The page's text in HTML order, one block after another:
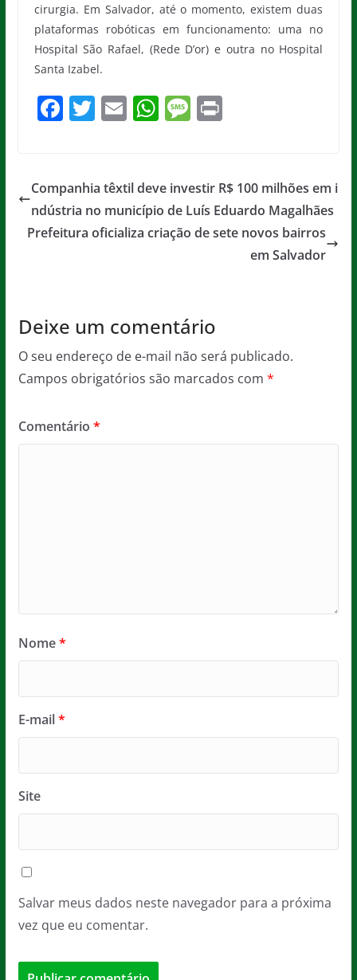
cirurgia. Em Salvador, até o momento, existem duas
plataformas robóticas em funcionamento: uma no
Hospital São Rafael, (Rede D’or) e outra no Hospital
Santa Izabel.
F
e
b
o
T
er
E
l
W
s
A
p
M
a
g
e
Pr
Companhia têxtil deve investir R$ 100 milhões em i
ndústria no município de Luís Eduardo Magalhães
Prefeitura oficializa criação de sete novos bairros
em Salvador
Deixe um comentário
O seu endereço de e-mail não será publicado.
Campos obrigatórios são marcados com *
Comentário *
Nome*
E-mail*
Site
Salvar meus dados neste navegador para a próxima
vez que eu comentar.